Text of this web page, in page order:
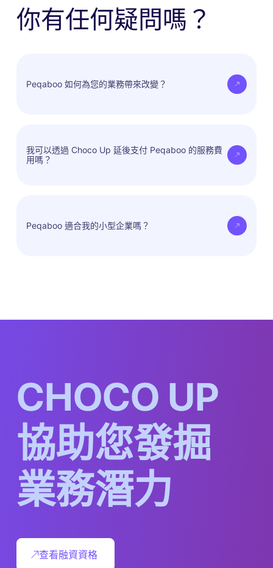
你有任何疑問嗎？
Peqaboo 如何為您的業務帶來改變？
融入充滿活力的寵物行業生態系統，為業務帶來新的增
長、合作和創新機會。
我可以透過 Choco Up 延後支付 Peqaboo 的服務費
用嗎？
Peqaboo 適合我的小型企業嗎？
CHOCO UP
協助您發掘
業務潛力
查看融資資格